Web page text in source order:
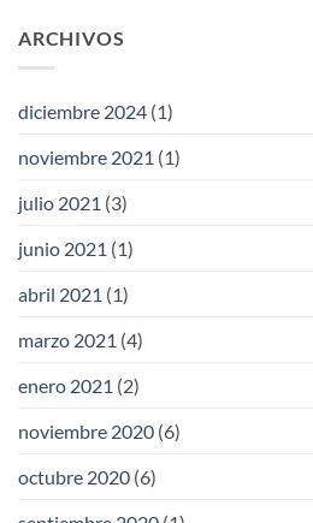
ARCHIVOS
diciembre 2024 (1)
noviembre 2021 (1)
julio 2021 (3)
junio 2021 (1)
abril 2021 (1)
marzo 2021 (4)
enero 2021 (2)
noviembre 2020 (6)
octubre 2020 (6)